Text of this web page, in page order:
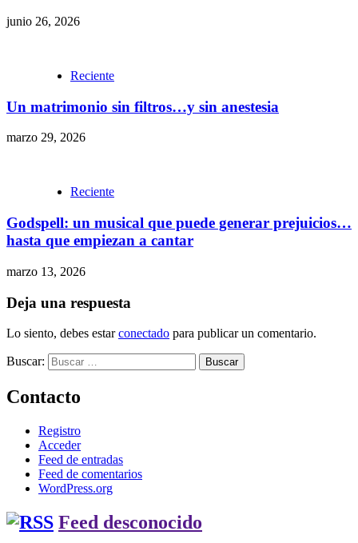
junio 26, 2026
Reciente
Un matrimonio sin filtros…y sin anestesia
marzo 29, 2026
Reciente
Godspell: un musical que puede generar prejuicios…
hasta que empiezan a cantar
marzo 13, 2026
Deja una respuesta
Lo siento, debes estarconectado para publicar un comentario.
Buscar:
Contacto
Registro
Acceder
Feed de entradas
Feed de comentarios
WordPress.org
Feed desconocido